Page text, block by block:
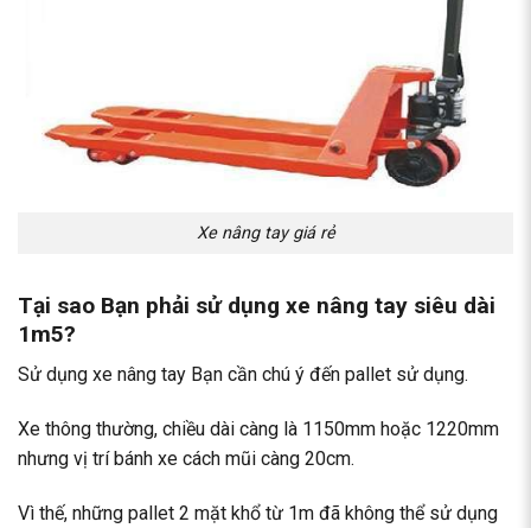
Xe nâng tay giá rẻ
Tại sao Bạn phải sử dụng xe nâng tay siêu dài
1m5?
Sử dụng xe nâng tay Bạn cần chú ý đến pallet sử dụng.
Xe thông thường, chiều dài càng là 1150mm hoặc 1220mm
nhưng vị trí bánh xe cách mũi càng 20cm.
Vì thế, những pallet 2 mặt khổ từ 1m đã không thể sử dụng